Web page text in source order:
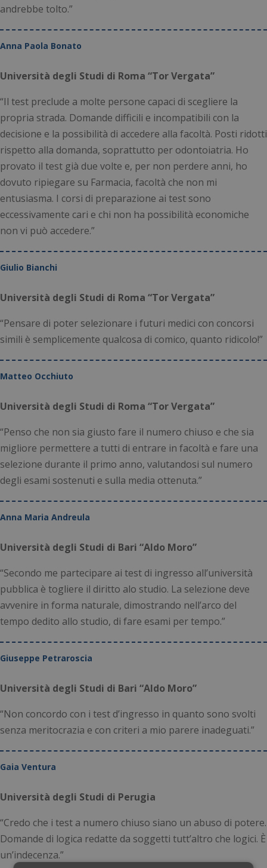
andrebbe tolto.”
Anna Paola Bonato
Università degli Studi di Roma “Tor Vergata”
“Il test preclude a molte persone capaci di scegliere la
propria strada. Domande difficili e incompatibili con la
decisione e la possibilità di accedere alla facoltà. Posti ridotti
rispetto alla domanda, soprattutto per odontoiatria. Ho
provato il test già due volte e, per non perdere anni, ho
dovuto ripiegare su Farmacia, facoltà che non mi
entusiasma. I corsi di preparazione ai test sono
eccessivamente cari e chi non ha possibilità economiche
non vi può accedere.”
Giulio Bianchi
Università degli Studi di Roma “Tor Vergata”
“Pensare di poter selezionare i futuri medici con concorsi
simili è semplicemente qualcosa di comico, quanto ridicolo!”
Matteo Occhiuto
Università degli Studi di Roma “Tor Vergata”
“Penso che non sia giusto fare il numero chiuso e che sia
migliore permettere a tutti di entrare in facoltà e fare una
selezione durante il primo anno, valutandosi sul numero
degli esami sostenuti e sulla media ottenuta.”
Anna Maria Andreula
Università degli Studi di Bari “Aldo Moro”
“Secondo me partecipare ai test di ingresso all’università
pubblica è togliere il diritto alo studio. La selezione deve
avvenire in forma naturale, dimostrando nell’arco del
tempo dedito allo studio, di fare esami per tempo.”
Giuseppe Petraroscia
Università degli Studi di Bari “Aldo Moro”
“Non concordo con i test d’ingresso in quanto sono svolti
senza meritocrazia e con criteri a mio parere inadeguati.”
Gaia Ventura
Università degli Studi di Perugia
“Credo che i test a numero chiuso siano un abuso di potere.
Domande di logica redatte da soggetti tutt’altro che logici. È
un’indecenza.”